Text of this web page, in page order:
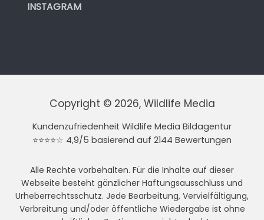
INSTAGRAM
Copyright © 2026, Wildlife Media
Kundenzufriedenheit Wildlife Media Bildagentur
⭐⭐⭐⭐☆ 4,9/5 basierend auf 2144 Bewertungen
Alle Rechte vorbehalten. Für die Inhalte auf dieser
Webseite besteht gänzlicher Haftungsausschluss und
Urheberrechtsschutz. Jede Bearbeitung, Vervielfältigung,
Verbreitung und/oder öffentliche Wiedergabe ist ohne